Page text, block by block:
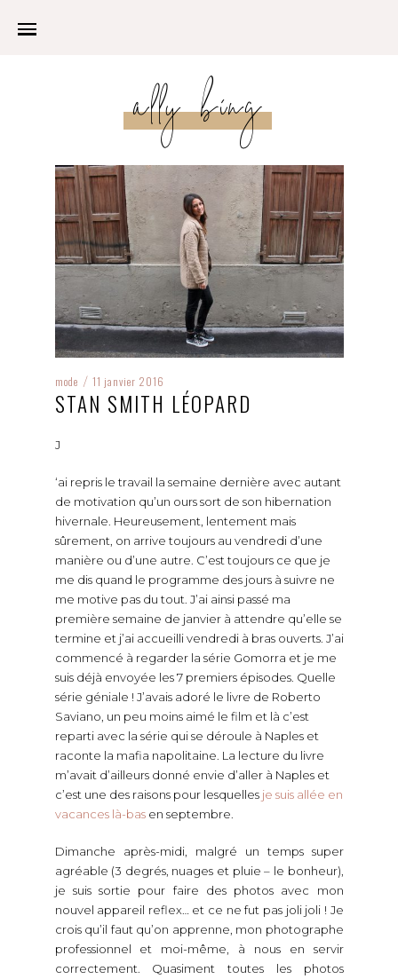
ally bing
mode / 11 janvier 2016
STAN SMITH LÉOPARD
J
‘ai repris le travail la semaine dernière avec autant
de motivation qu’un ours sort de son hibernation
hivernale. Heureusement, lentement mais
sûrement, on arrive toujours au vendredi d’une
manière ou d’une autre. C’est toujours ce que je
me dis quand le programme des jours à suivre ne
me motive pas du tout. J’ai ainsi passé ma
première semaine de janvier à attendre qu’elle se
termine et j’ai accueilli vendredi à bras ouverts. J’ai
commencé à regarder la série Gomorra et je me
suis déjà envoyée les 7 premiers épisodes. Quelle
série géniale ! J’avais adoré le livre de Roberto
Saviano, un peu moins aimé le film et là c’est
reparti avec la série qui se déroule à Naples et
raconte la mafia napolitaine. La lecture du livre
m’avait d’ailleurs donné envie d’aller à Naples et
c’est une des raisons pour lesquellesje suis allée en
vacances là-basen septembre.
Dimanche après-midi, malgré un temps super
agréable (3 degrés, nuages et pluie – le bonheur),
je suis sortie pour faire des photos avec mon
nouvel appareil reflex… et ce ne fut pas joli joli ! Je
crois qu’il faut qu’on apprenne, mon photographe
professionnel et moi-même, à nous en servir
correctement. Quasiment toutes les photos